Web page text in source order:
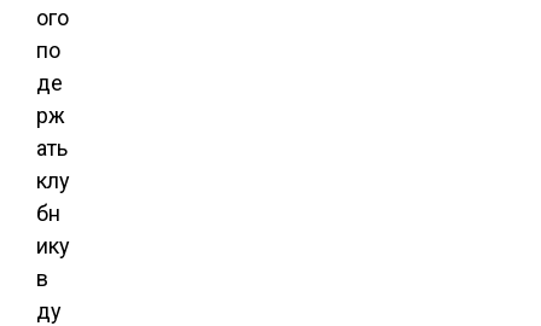
ого
по
де
рж
ать
клу
бн
ику
в
ду